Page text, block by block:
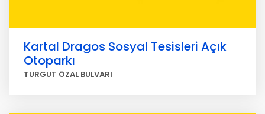
Kartal Dragos Sosyal Tesisleri Açık
Otoparkı
TURGUT ÖZAL BULVARI